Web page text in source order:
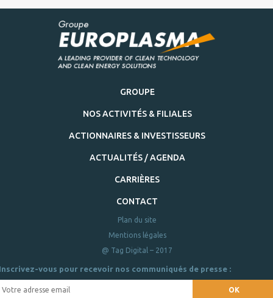
GROUPE
NOS ACTIVITÉS & FILIALES
ACTIONNAIRES & INVESTISSEURS
ACTUALITÉS / AGENDA
CARRIÈRES
CONTACT
Plan du site
Mentions légales
@ Tag Digital – 2017
vous pour recevoir nos communiqués de presse :